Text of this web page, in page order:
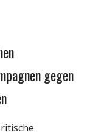
gegen